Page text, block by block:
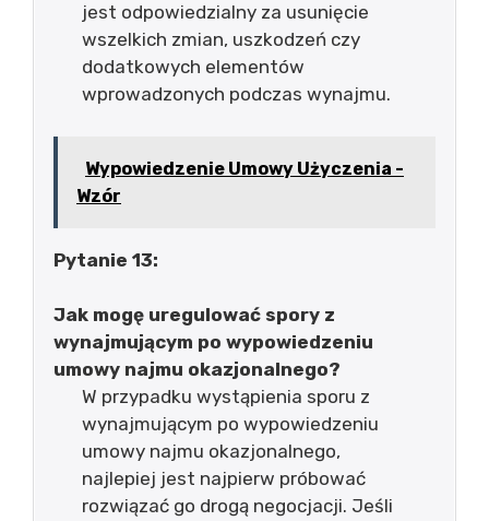
jest odpowiedzialny za usunięcie
wszelkich zmian, uszkodzeń czy
dodatkowych elementów
wprowadzonych podczas wynajmu.
Wypowiedzenie Umowy Użyczenia -
Wzór
Pytanie 13:
Jak mogę uregulować spory z
wynajmującym po wypowiedzeniu
umowy najmu okazjonalnego?
W przypadku wystąpienia sporu z
wynajmującym po wypowiedzeniu
umowy najmu okazjonalnego,
najlepiej jest najpierw próbować
rozwiązać go drogą negocjacji. Jeśli